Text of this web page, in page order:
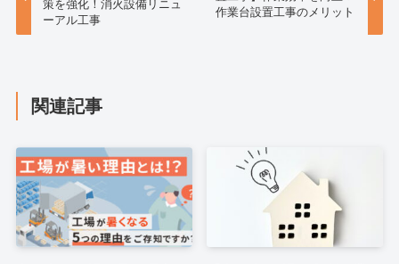
策を強化！消火設備リニュ
ーアル工事
作業台設置工事のメリット
関連記事